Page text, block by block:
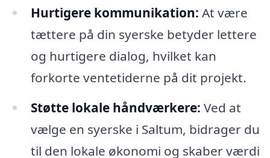
Hurtigere kommunikation: At være
tættere på din syerske betyder lettere
og hurtigere dialog, hvilket kan
forkorte ventetiderne på dit projekt.
Støtte lokale håndværkere: Ved at
vælge en syerske i Saltum, bidrager du
til den lokale økonomi og skaber værdi